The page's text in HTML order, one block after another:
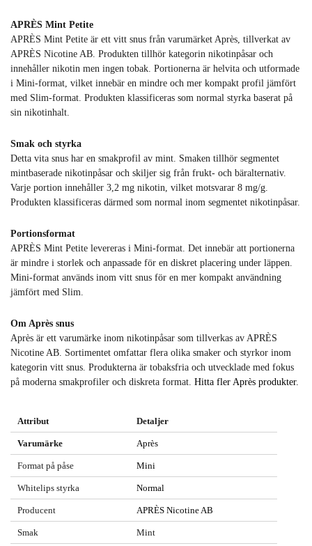
APRÈS Mint Petite
APRÈS Mint Petite är ett vitt snus från varumärket Après, tillverkat av
APRÈS Nicotine AB. Produkten tillhör kategorin nikotinpåsar och
innehåller nikotin men ingen tobak. Portionerna är helvita och utformade
i Mini-format, vilket innebär en mindre och mer kompakt profil jämfört
med Slim-format. Produkten klassificeras som normal styrka baserat på
sin nikotinhalt.
Smak och styrka
Detta vita snus har en smakprofil av mint. Smaken tillhör segmentet
mintbaserade nikotinpåsar och skiljer sig från frukt- och bäralternativ.
Varje portion innehåller 3,2 mg nikotin, vilket motsvarar 8 mg/g.
Produkten klassificeras därmed som normal inom segmentet nikotinpåsar.
Portionsformat
APRÈS Mint Petite levereras i Mini-format. Det innebär att portionerna
är mindre i storlek och anpassade för en diskret placering under läppen.
Mini-format används inom vitt snus för en mer kompakt användning
jämfört med Slim.
Om Après snus
Après är ett varumärke inom nikotinpåsar som tillverkas av APRÈS
Nicotine AB. Sortimentet omfattar flera olika smaker och styrkor inom
kategorin vitt snus. Produkterna är tobaksfria och utvecklade med fokus
på moderna smakprofiler och diskreta format. Hitta fler Après produkter.
Attribut Detaljer
Varumärke Après
Format på påse Mini
Whitelips styrka Normal
Producent APRÈS Nicotine AB
Smak Mint